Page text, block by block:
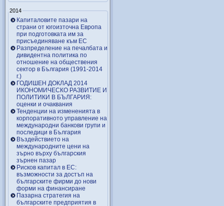
2014
Капиталовите пазари на
страни от югоизточна Европа
при подготовката им за
присъединяване към ЕС
Разпределение на печалбата и
дивидентна политика по
отношение на обществения
сектор в България (1991-2014
г.)
ГОДИШЕН ДОКЛАД 2014
ИКОНОМИЧЕСКО РАЗВИТИЕ И
ПОЛИТИКИ В БЪЛГАРИЯ:
оценки и очаквания
Тенденции на измененията в
корпоративното управление на
международни банкови групи и
последици в България
Въздействието на
международните цени на
зърно върху българския
зърнен пазар
Рисков капитал в ЕС:
възможности за достъп на
българските фирми до нови
форми на финансиране
Пазарна стратегия на
българските предприятия в